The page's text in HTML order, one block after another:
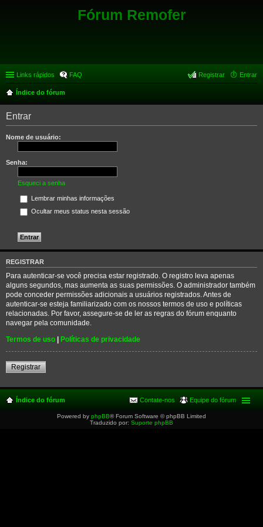
Fórum Remofer
Links rápidos FAQ Entrar
Registrar
Índice do fórum
Entrar
Nome de usuário:
Senha:
Esqueci a senha
Lembrar minhas informações
Ocultar meus status nesta sessão
REGISTRAR
Para autenticar-se você precisa estar registrado. O registro leva apenas
alguns segundos, mas aumenta as suas permissões. O administrador também
pode conceder permissões adicionais a usuários registrados. Antes de
autenticar-se esteja familiarizado com os nossos termos de uso e políticas
relacionadas. Por favor, assegure-se de ler as regras do fórum enquanto
navegar pela comunidade.
Termos de uso | Políticas de privacidade
Registrar
Índice do fórum Equipe do fórum
Contate-nos
Powered by phpBB® Forum Software © phpBB Limited
Traduzido por: Suporte phpBB